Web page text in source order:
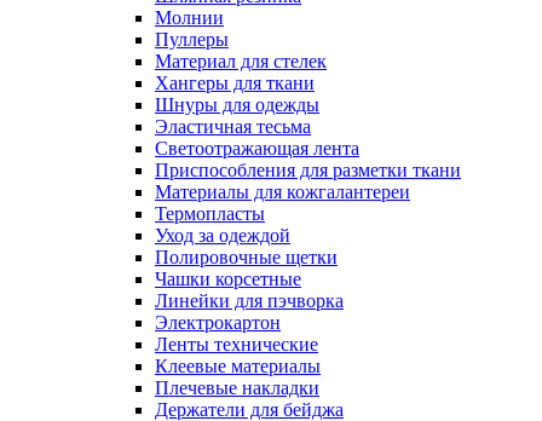
Молнии
Пуллеры
Материал для стелек
Хангеры для ткани
Шнуры для одежды
Эластичная тесьма
Светоотражающая лента
Приспособления для разметки ткани
Материалы для кожгалантереи
Термопласты
Уход за одеждой
Полировочные щетки
Чашки корсетные
Линейки для пэчворка
Электрокартон
Ленты технические
Клеевые материалы
Плечевые накладки
Держатели для бейджа